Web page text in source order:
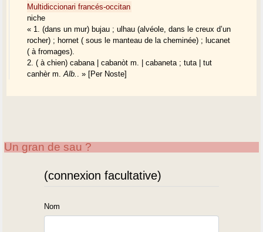
Multidiccionari francés-occitan
niche
« 1. (dans un mur) bujau ; ulhau (alvéole, dans le creux d’un
rocher) ; hornet ( sous le manteau de la cheminée) ; lucanet
( à fromages).
2. ( à chien) cabana | cabanòt m. | cabaneta ; tuta | tut
canhèr m.Alb. . » [Per Noste]
Un gran de sau ?
(connexion facultative)
Nom